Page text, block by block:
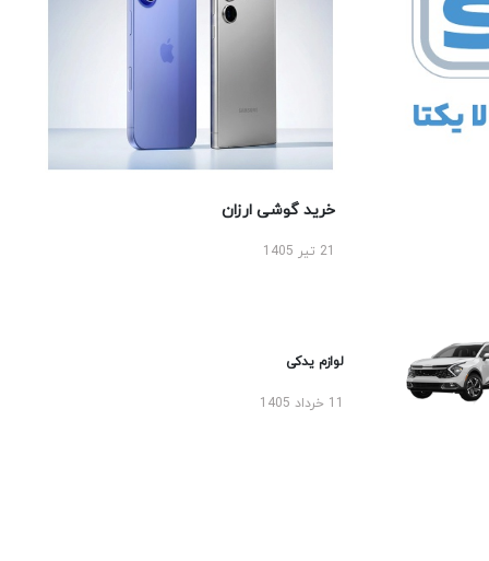
خرید گوشی ارزان
لوازم یدکی